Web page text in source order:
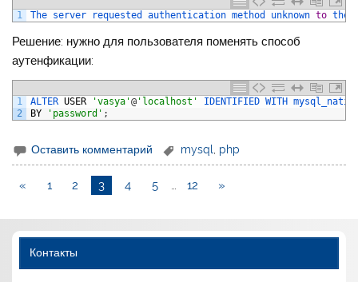
1 The server requested authentication method unknown to the
Решение: нужно для пользователя поменять способ
аутенфикации:
1
2
ALTER USER 'vasya'@ 'localhost' IDENTIFIED WITH
BY
'password' ;
Оставить комментарий mysql php
« 1 2 3 4 5 … 12 »
Контакты